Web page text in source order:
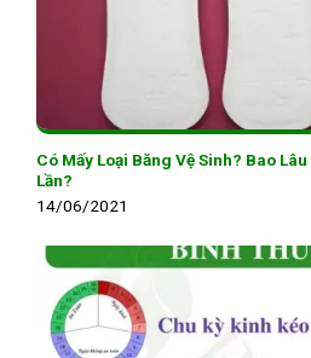
Có Mấy Loại Băng Vệ Sinh? Bao
Lần?
14/06/2021